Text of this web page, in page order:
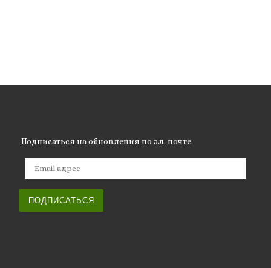
Подписаться на обновления по эл. почте
ПОДПИСАТЬСЯ